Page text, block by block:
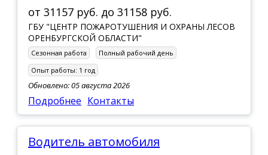
от 31157 руб. до 31158 руб.
ГБУ "ЦЕНТР ПОЖАРОТУШЕНИЯ И ОХРАНЫ ЛЕСОВ
ОРЕНБУРГСКОЙ ОБЛАСТИ"
Сезонная работа
Полный рабочий день
Опыт работы: 1 год
Обновлено: 05 августа 2026
Подробнее Контакты
Водитель автомобиля